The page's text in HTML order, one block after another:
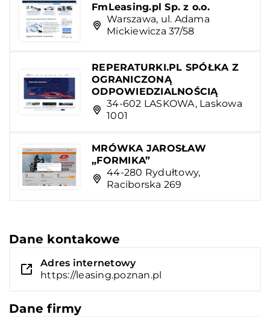
FmLeasing.pl Sp. z o.o.
Warszawa, ul. Adama
Mickiewicza 37/58
REPERATURKI.PL SPÓŁKA Z
OGRANICZONĄ
ODPOWIEDZIALNOŚCIĄ
34-602 LASKOWA, Laskowa
1001
MRÓWKA JAROSŁAW
„FORMIKA”
44-280 Rydułtowy,
Raciborska 269
Dane kontakowe
Adres internetowy
https://leasing.poznan.pl
Dane firmy